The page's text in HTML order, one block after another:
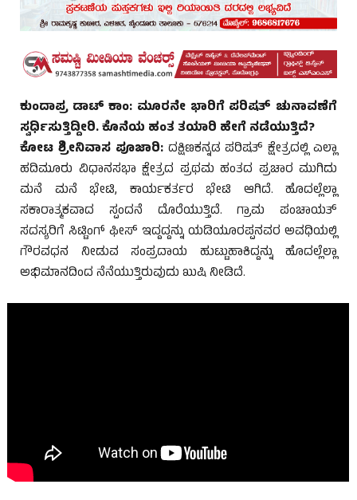
ಕುಂದಾಪ್ರ ಡಾಟ್ ಕಾಂ: ಮೂರನೇ ಭಾರಿಗೆ ಪರಿಷತ್ ಚುನಾವಣೆಗೆ
ಸ್ವರ್ಧಿಸುತ್ತಿದ್ದೀರಿ. ಕೊನೆಯ ಹಂತ ತಯಾರಿ ಹೇಗೆ ನಡೆಯುತ್ತಿದೆ?
ಕೋಟ ಶ್ರೀನಿವಾಸ ಪೂಜಾರಿ:ದಕ್ಷಿಣಕನ್ನಡ ಪರಿಷತ್ ಕ್ಷೇತ್ರದಲ್ಲಿ ಎಲ್ಲಾ
ಹದಿಮೂರು ವಿಧಾನಸಭಾ ಕ್ಷೇತ್ರದ ಪ್ರಥಮ ಹಂತದ ಪ್ರಚಾರ ಮುಗಿದು
ಮನೆ ಮನೆ ಭೇಟಿ, ಕಾರ್ಯಕರ್ತರ ಭೇಟಿ ಆಗಿದೆ. ಹೊದಲ್ಲೆಲ್ಲಾ
ಸಕಾರಾತ್ಮಕವಾದ ಸ್ಪಂದನೆ ದೊರೆಯುತ್ತಿದೆ. ಗ್ರಾಮ ಪಂಚಾಯತ್
ಸದಸ್ಯರಿಗೆ ಸಿಟ್ಟಿಂಗ್ ಫೀಸ್ ಇದ್ದದ್ದನ್ನು ಯಡಿಯೂರಪ್ಪನವರ ಅವಧಿಯಲ್ಲಿ
ಗೌರವಧನ ನೀಡುವ ಸಂಪ್ರದಾಯ ಹುಟ್ಟುಹಾಕಿದ್ದನ್ನು ಹೊದಲ್ಲೆಲ್ಲಾ
ಅಭಿಮಾನದಿಂದ ನೆನೆಯುತ್ತಿರುವುದು ಖುಷಿ ನೀಡಿದೆ.